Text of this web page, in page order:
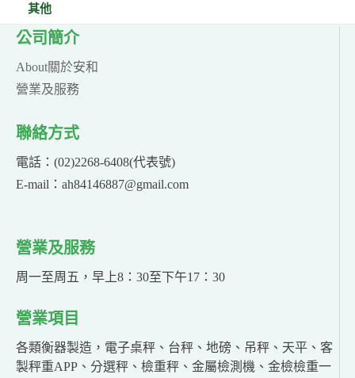
其他
公司簡介
About關於安和
營業及服務
聯絡方式
電話：(02)2268-6408(代表號)
E-mail：ah84146887@gmail.com
營業及服務
周一至周五，早上8：30至下午17：30
營業項目
各類衡器製造，電子桌秤、台秤、地磅、吊秤、天平、客
製秤重APP、分選秤、檢重秤、金屬檢測機、金檢檢重一